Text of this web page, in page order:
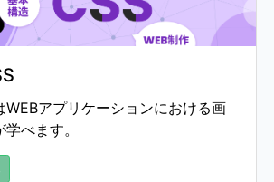
WEBアプリケーションにおける画
べます。